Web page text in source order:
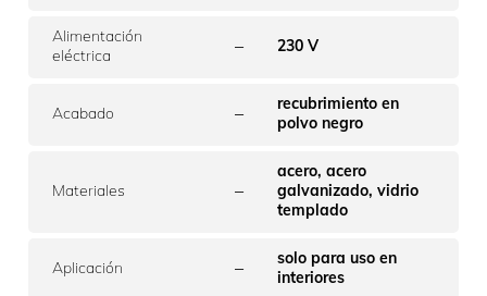
Alimentación
eléctrica
– 230 V
Acabado –
recubrimiento en
polvo negro
Materiales –
acero, acero
galvanizado, vidrio
templado
Aplicación –
solo para uso en
interiores